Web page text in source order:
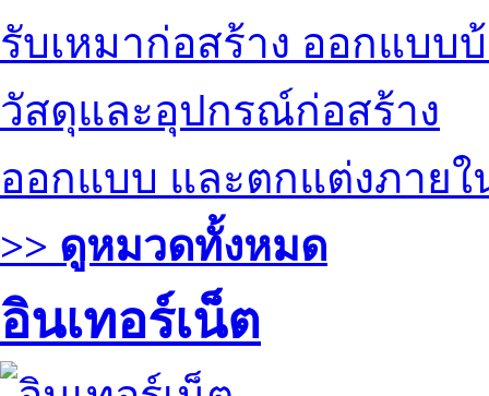
รับเหมาก่อสร้าง ออกแบบ
วัสดุและอุปกรณ์ก่อสร้าง
ออกแบบ และตกแต่งภายใ
>> ดูหมวดทั้งหมด
อินเทอร์เน็ต